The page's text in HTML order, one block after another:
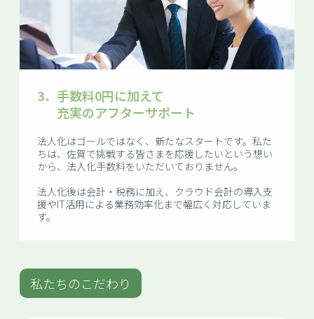
3． 手数料0円に加えて
充実のアフターサポート
法人化はゴールではなく、新たなスタートです。私た
ちは、佐賀で挑戦する皆さまを応援したいという想い
から、法人化手数料をいただいておりません。
法人化後は会計・税務に加え、クラウド会計の導入支
援やIT活用による業務効率化まで幅広く対応していま
す。
私たちのこだわり